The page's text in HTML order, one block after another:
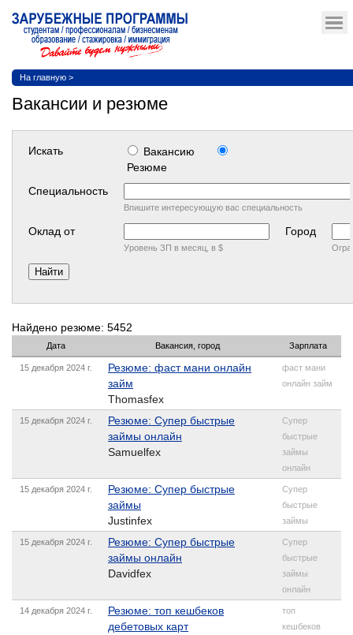
На главную >
Вакансии и резюме
Искать
Вакансию
Резюме
Cпециальность
Впишите интересующую вас специальность
Оклад от
Уровень ЗП в месяц, в $
Город
Найдено резюме: 5452
Дата Вакансия, город Зарплата
15 декабря 2024 г.
Резюме: фаст мани онлайн
займ
Thomasfex
фаст мани
онлайн займ
15 декабря 2024 г.
Резюме: Супер быстрые
займы онлайн
Samuelfex
Супер
быстрые
займы
онлайн
15 декабря 2024 г.
Резюме: Супер быстрые
займы
Justinfex
Супер
быстрые
займы
15 декабря 2024 г.
Резюме: Супер быстрые
займы онлайн
Davidfex
Супер
быстрые
займы
онлайн
14 декабря 2024 г.
Резюме: топ кешбеков
дебетовых карт
топ
кешбеков